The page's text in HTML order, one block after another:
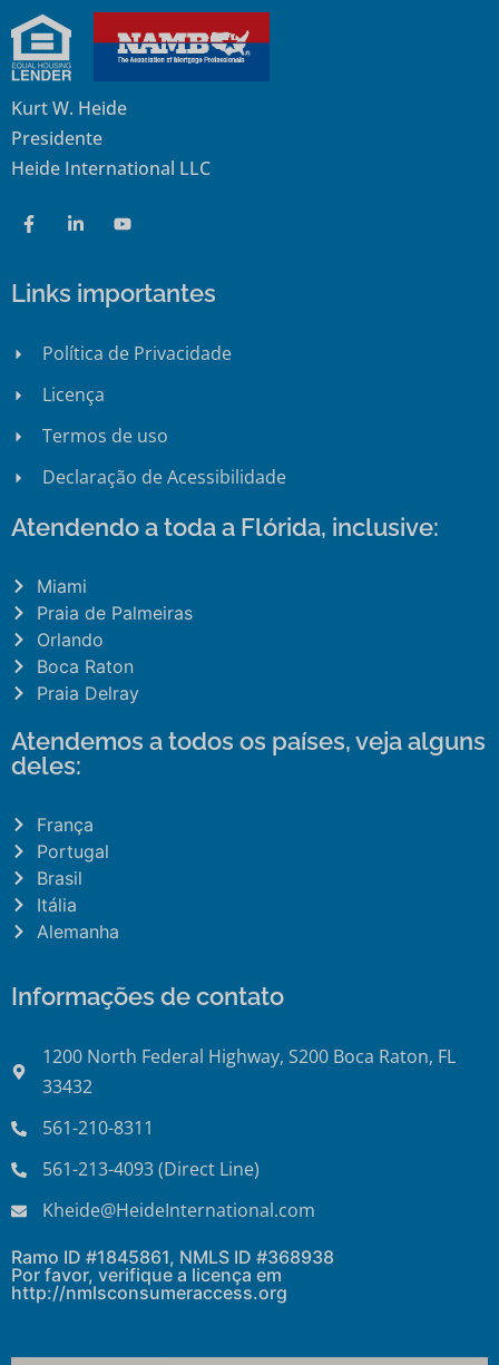
Kurt W. Heide
Presidente
Heide International LLC
Links importantes
Política de Privacidade
Licença
Termos de uso
Declaração de Acessibilidade
Atendendo a toda a Flórida, inclusive:
Miami
Praia de Palmeiras
Orlando
Boca Raton
Praia Delray
Atendemos a todos os países, veja alguns
deles:
França
Portugal
Brasil
Itália
Alemanha
Informações de contato
1200 North Federal Highway, S200 Boca Raton, FL
33432
561-210-8311
561-213-4093 (Direct Line)
Kheide@HeideInternational.com
Ramo ID #1845861, NMLS ID #368938
Por favor, verifique a licença em
http://nmlsconsumeraccess.org